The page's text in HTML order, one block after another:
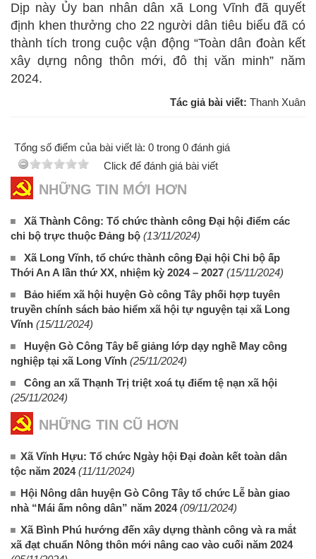
Dịp này Ủy ban nhân dân xã Long Vĩnh đã quyết
định khen thưởng cho 22 người dân tiêu biểu đã có
thành tích trong cuộc vận động “Toàn dân đoàn kết
xây dựng nông thôn mới, đô thị văn minh” năm
2024.
Tác giả bài viết: Thanh Xuân
Tổng số điểm của bài viết là: 0 trong 0 đánh giá
Click để đánh giá bài viết
NHỮNG TIN MỚI HƠN
Xã Thành Công: Tổ chức thành công Đại hội điểm các
chi bộ trực thuộc Đảng bộ (13/11/2024)
Xã Long Vĩnh, tổ chức thành công Đại hội Chi bộ ấp
Thới An A lần thứ XX, nhiệm kỳ 2024 – 2027 (15/11/2024)
Bảo hiểm xã hội huyện Gò công Tây phối hợp tuyên
truyền chính sách bảo hiểm xã hội tự nguyện tại xã Long
Vĩnh (15/11/2024)
Huyện Gò Công Tây bế giảng lớp dạy nghề May công
nghiệp tại xã Long Vĩnh (25/11/2024)
Công an xã Thạnh Trị triệt xoá tụ điểm tệ nạn xã hội
(25/11/2024)
NHỮNG TIN CŨ HƠN
Xã Vĩnh Hựu: Tổ chức Ngày hội Đại đoàn kết toàn dân
tộc năm 2024 (11/11/2024)
Hội Nông dân huyện Gò Công Tây tổ chức Lễ bàn giao
nhà “Mái ấm nông dân” năm 2024 (09/11/2024)
Xã Bình Phú hướng đến xây dựng thành công và ra mắt
xã đạt chuẩn Nông thôn mới nâng cao vào cuối năm 2024